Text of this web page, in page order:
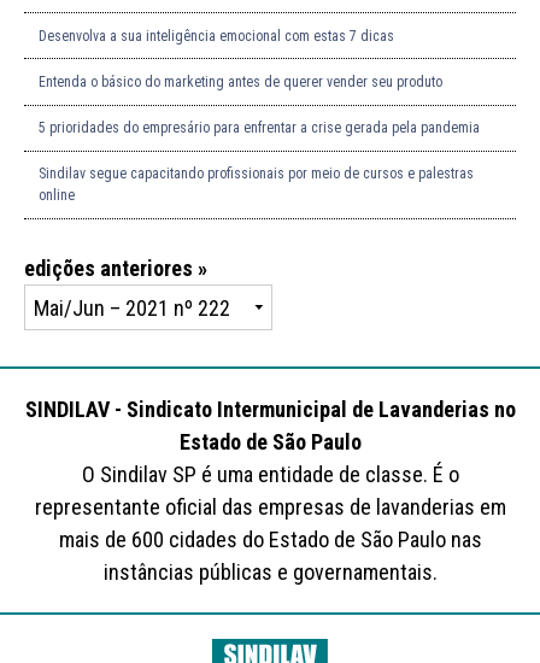
Desenvolva a sua inteligência emocional com estas 7 dicas
Entenda o básico do marketing antes de querer vender seu produto
5 prioridades do empresário para enfrentar a crise gerada pela pandemia
Sindilav segue capacitando profissionais por meio de cursos e palestras
online
edições anteriores »
SINDILAV - Sindicato Intermunicipal de Lavanderias no
Estado de São Paulo
O Sindilav SP é uma entidade de classe. É o
representante oficial das empresas de lavanderias em
mais de 600 cidades do Estado de São Paulo nas
instâncias públicas e governamentais.